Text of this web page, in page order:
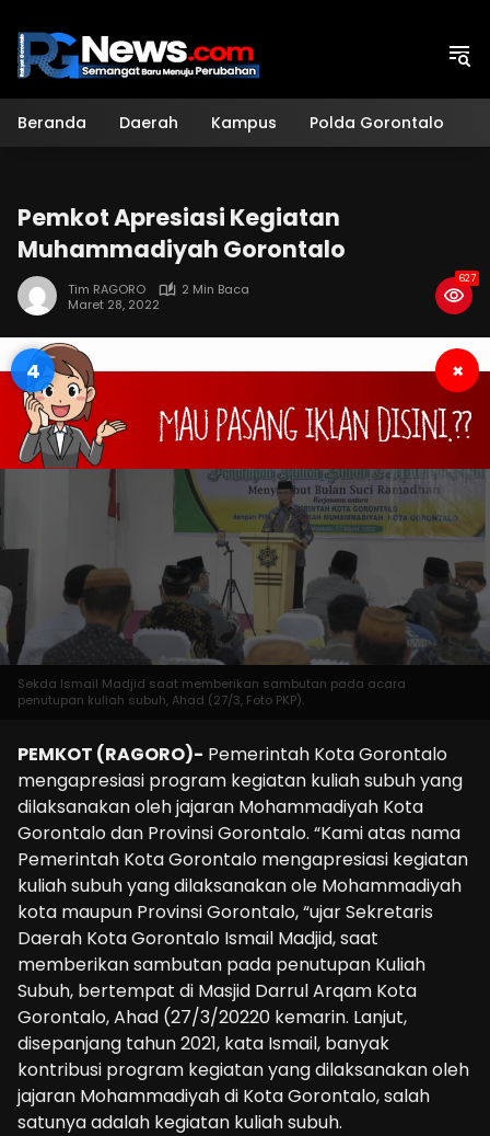
konten
Beranda Daerah Kampus Polda Gorontalo
Pemkot Apresiasi Kegiatan
Muhammadiyah Gorontalo
Tim RAGORO
2 Min Baca
Maret 28, 2022
627
3 ×
Sekda Ismail Madjid saat memberikan sambutan pada acara
penutupan kuliah subuh, Ahad (27/3, Foto PKP).
PEMKOT (RAGORO)- Pemerintah Kota Gorontalo
mengapresiasi program kegiatan kuliah subuh yang
dilaksanakan oleh jajaran Mohammadiyah Kota
Gorontalo dan Provinsi Gorontalo. “Kami atas nama
Pemerintah Kota Gorontalo mengapresiasi kegiatan
kuliah subuh yang dilaksanakan ole Mohammadiyah
kota maupun Provinsi Gorontalo, “ujar Sekretaris
Daerah Kota Gorontalo Ismail Madjid, saat
memberikan sambutan pada penutupan Kuliah
Subuh, bertempat di Masjid Darrul Arqam Kota
Gorontalo, Ahad (27/3/20220 kemarin. Lanjut,
disepanjang tahun 2021, kata Ismail, banyak
kontribusi program kegiatan yang dilaksanakan oleh
jajaran Mohammadiyah di Kota Gorontalo, salah
satunya adalah kegiatan kuliah subuh.